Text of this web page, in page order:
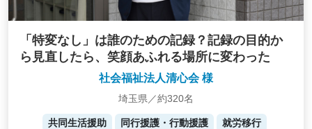
「特変なし」は誰のための記録？記録の目的か
ら見直したら、笑顔あふれる場所に変わった
社会福祉法人清心会 様
埼玉県／約320名
共同生活援助 同行援護・行動援護
就労移行